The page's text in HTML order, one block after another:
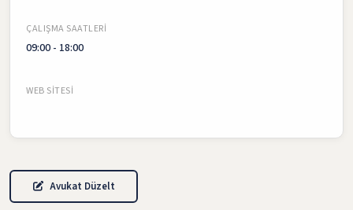
ÇALIŞMA SAATLERI
09:00 - 18:00
WEB SITESI
Avukat Düzelt